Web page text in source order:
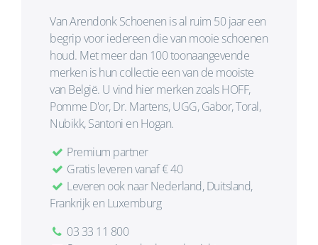
Van Arendonk Schoenen is al ruim 50 jaar een
begrip voor iedereen die van mooie schoenen
houd. Met meer dan 100 toonaangevende
merken is hun collectie een van de mooiste
van België. U vind hier merken zoals HOFF,
Pomme D'or, Dr. Martens, UGG, Gabor, Toral,
Nubikk, Santoni en Hogan.
Premium partner
Gratis leveren vanaf € 40
Leveren ook naar Nederland, Duitsland,
Frankrijk en Luxemburg
03 33 11 800